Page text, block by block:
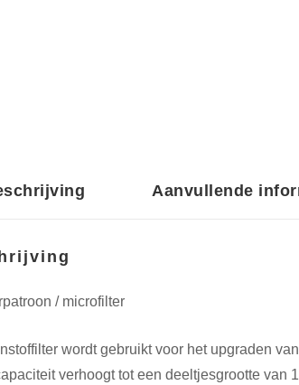
Aanvullende
/ microfilter
wordt gebruikt voor het upgraden
verhoogt tot een deeltjesgrootte van